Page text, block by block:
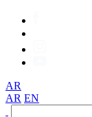
AR
AR EN